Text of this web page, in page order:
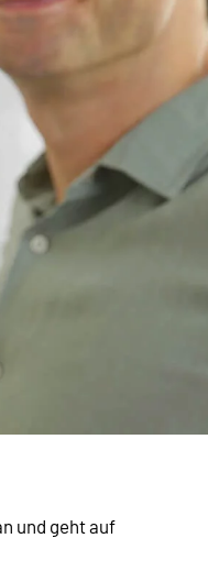
und geht auf